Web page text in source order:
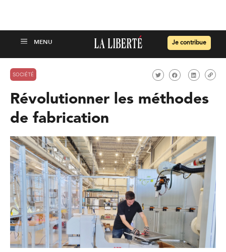
Je contribue
SOCIÉTÉ
Révolutionner les méthodes
de fabrication